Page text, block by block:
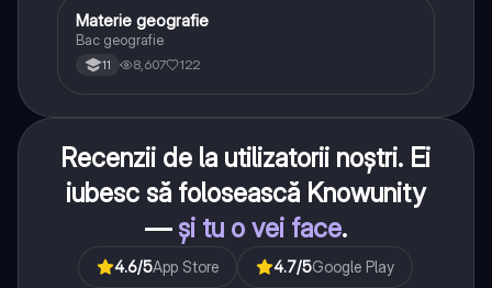
Geografie
Materie geografie
Bac geografie
11 8,607 122
Recenzii de la utilizatorii noștri. Ei
iubesc să folosească Knowunity
— și tu o vei face.
4.6/5App Store 4.7/5Google Play